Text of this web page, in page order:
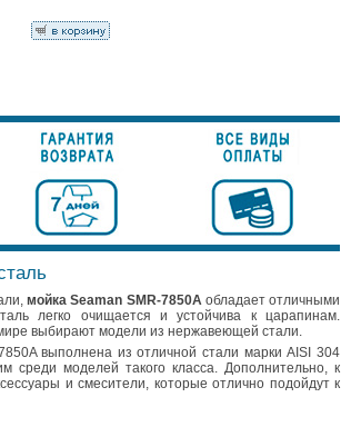
мойка Seaman SMR-7850Aобладает отличными
легко очищается и устойчива к царапинам.
выбирают модели из нержавеющей стали.
выполнена из отличной стали марки AISI 304
среди моделей такого класса. Дополнительно, к
и смесители, которые отлично подойдут к